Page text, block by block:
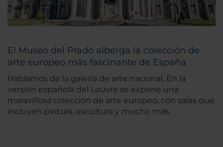
El Museo del Prado alberga la colección de
arte europeo más fascinante de España
Hablamos de la galería de arte nacional. En la
versión española del Louvre se expone una
maravillosa colección de arte europeo, con salas que
incluyen pintura, escultura y mucho más.